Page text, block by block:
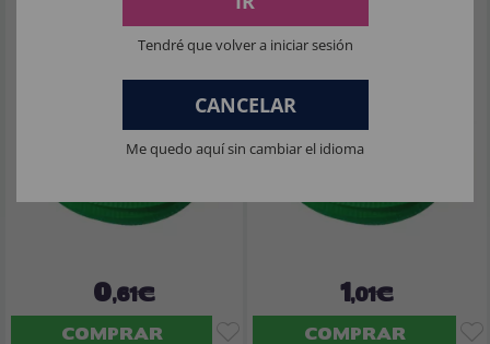
0,61€
COMPRAR
1,01€
COMPRAR
Tendré que volver a iniciar sesión
CANCELAR
Me quedo aquí sin cambiar el idioma